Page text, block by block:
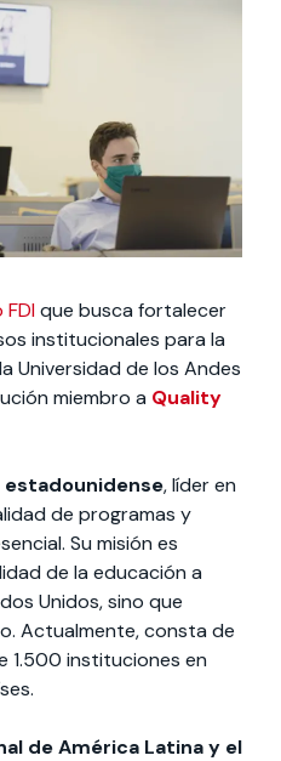
Facultades
y Donaciones
campus
Noticias
estudiantiles
que busca fortalecer
institucionales para la
la Universidad de los Andes
miembro a Quality
estadounidense, líder en
de programas y
Su misión es
de la educación a
Unidos, sino que
Actualmente, consta de
1.500 instituciones en
de América Latina y el